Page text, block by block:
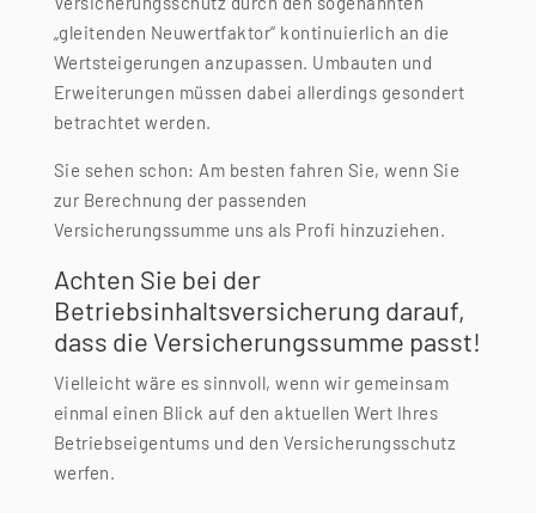
„gleitenden Neuwertfaktor“ kontinuierlich an die
Wertsteigerungen anzupassen. Umbauten und
Erweiterungen müssen dabei allerdings gesondert
betrachtet werden.
Sie sehen schon: Am besten fahren Sie, wenn Sie
zur Berechnung der passenden
Versicherungssumme uns als Profi hinzuziehen.
Achten Sie bei der
Betriebsinhaltsver­sicherung darauf,
dass die Versicherungssumme passt!
Vielleicht wäre es sinnvoll, wenn wir gemeinsam
einmal einen Blick auf den aktuellen Wert Ihres
Betriebseigentums und den Versicherungsschutz
werfen.